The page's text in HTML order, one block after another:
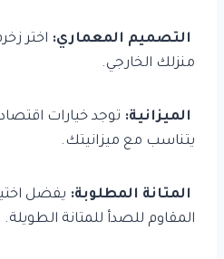
التصميم المعماري: اختر
منزلك الخارجي.
الميزانية: توجد خيارات
يتناسب مع ميزانيتك.
المتانة المطلوبة: يفضل
المقاوم للصدأ للمتانة الطويلة.